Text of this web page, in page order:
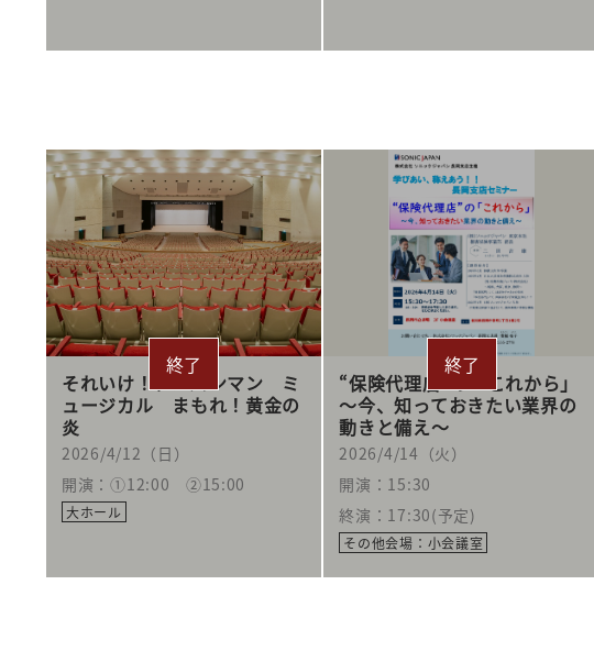
それいけ！アンパンマン ミ
ュージカル まもれ！黄金の
炎
2026/4/12（日）
開演：①12:00 ②15:00
大ホール
“保険代理店”の「これから」
～今、知っておきたい業界の
動きと備え～
2026/4/14（火）
開演：15:30
終演：17:30(予定)
その他会場：小会議室